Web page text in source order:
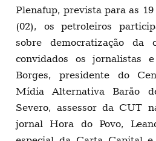
Plenafup, prevista para as
(02), os petroleiros
sobre democratização da
convidados os jornalistas
Borges, presidente do
Mídia Alternativa Barão
Severo, assessor da CUT
jornal Hora do Povo,